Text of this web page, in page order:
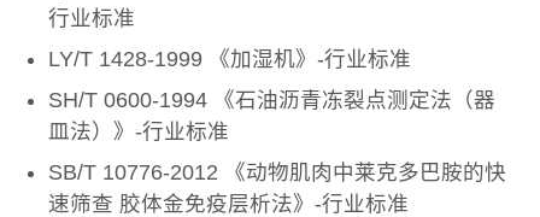
行业标准
LY/T 1428-1999 《加湿机》-行业标准
SH/T 0600-1994 《石油沥青冻裂点测定法（器
皿法）》-行业标准
SB/T 10776-2012 《动物肌肉中莱克多巴胺的快
速筛查 胶体金免疫层析法》-行业标准